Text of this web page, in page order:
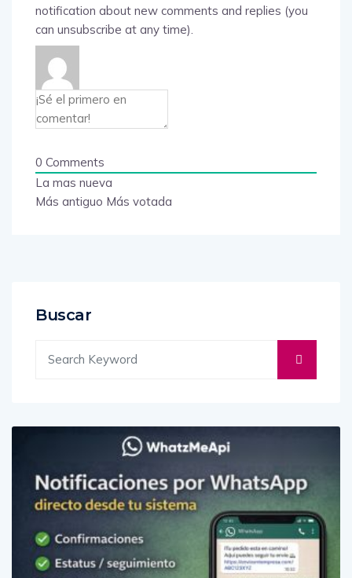
notification about new comments and replies (you
can unsubscribe at any time).
0 Comments
La mas nueva
Más antiguo Más votada
Buscar